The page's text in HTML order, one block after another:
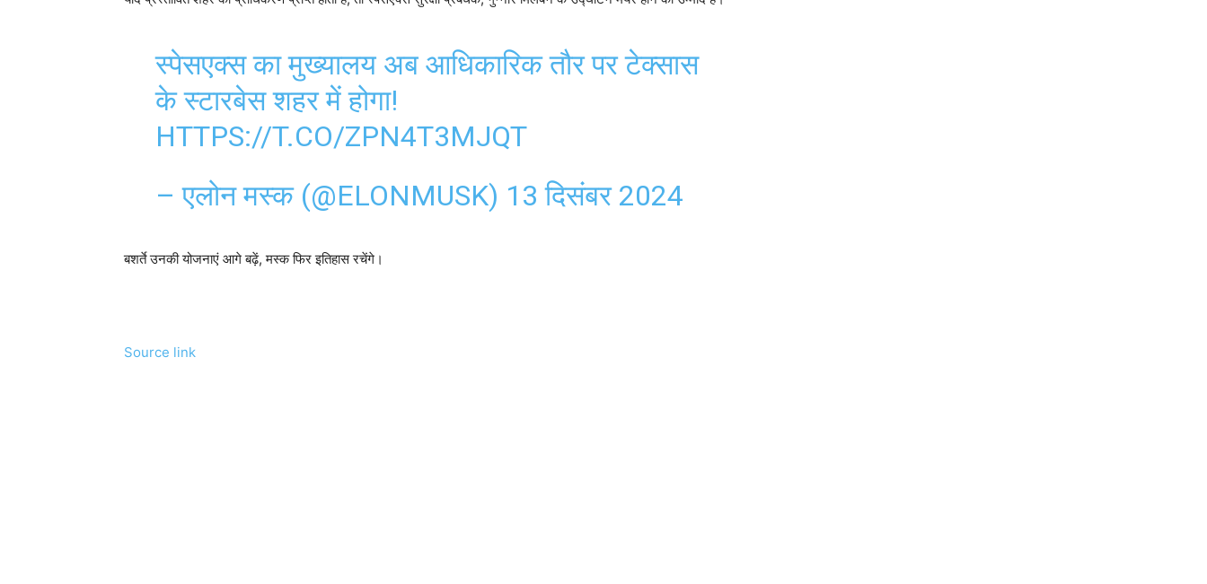
स्पेसएक्स का मुख्यालय अब आधिकारिक तौर पर टेक्सास
के स्टारबेस शहर में होगा!
HTTPS://T.CO/ZPN4T3MJQT
– एलोन मस्क (@ELONMUSK) 13 दिसंबर 2024
बशर्ते उनकी योजनाएं आगे बढ़ें, मस्क फिर इतिहास रचेंगे।
Source link